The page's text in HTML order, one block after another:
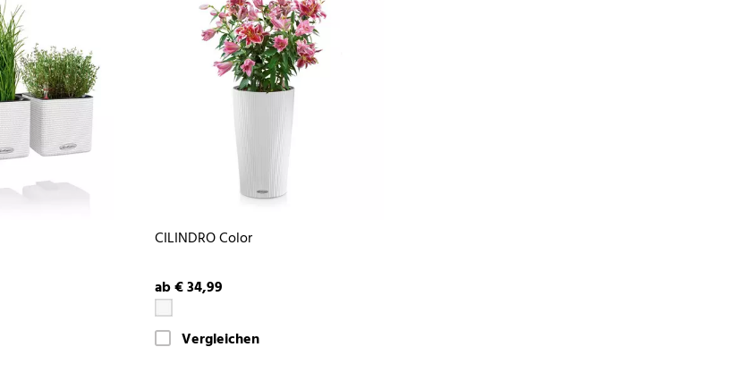
CILINDRO Color
ab € 34,99
Vergleichen